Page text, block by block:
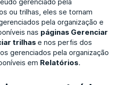
ou trilhas, eles se tornam
pela organização e
nas páginas Gerenciar
trilhase nos perfis dos
gerenciados pela organização
em Relatórios.